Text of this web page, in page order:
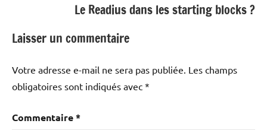
Le Readius dans les starting blocks ?
Laisser un commentaire
Votre adresse e-mail ne sera pas publiée. Les champs
obligatoires sont indiqués avec *
Commentaire*